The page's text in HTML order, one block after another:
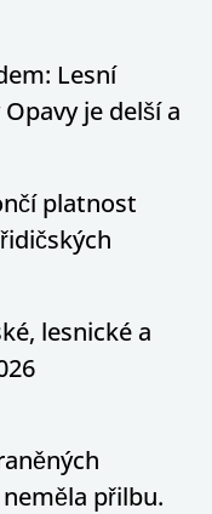
Lesní
je delší a
platnost
lesnické a
přilbu.